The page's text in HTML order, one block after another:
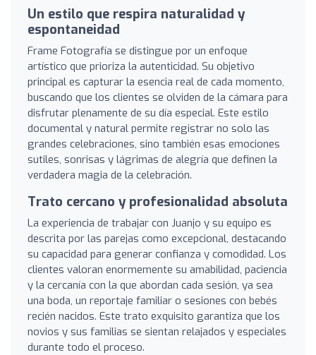
Un estilo que respira naturalidad y
espontaneidad
Frame Fotografía se distingue por un enfoque
artístico que prioriza la autenticidad. Su objetivo
principal es capturar la esencia real de cada momento,
buscando que los clientes se olviden de la cámara para
disfrutar plenamente de su día especial. Este estilo
documental y natural permite registrar no solo las
grandes celebraciones, sino también esas emociones
sutiles, sonrisas y lágrimas de alegría que definen la
verdadera magia de la celebración.
Trato cercano y profesionalidad absoluta
La experiencia de trabajar con Juanjo y su equipo es
descrita por las parejas como excepcional, destacando
su capacidad para generar confianza y comodidad. Los
clientes valoran enormemente su amabilidad, paciencia
y la cercanía con la que abordan cada sesión, ya sea
una boda, un reportaje familiar o sesiones con bebés
recién nacidos. Este trato exquisito garantiza que los
novios y sus familias se sientan relajados y especiales
durante todo el proceso.